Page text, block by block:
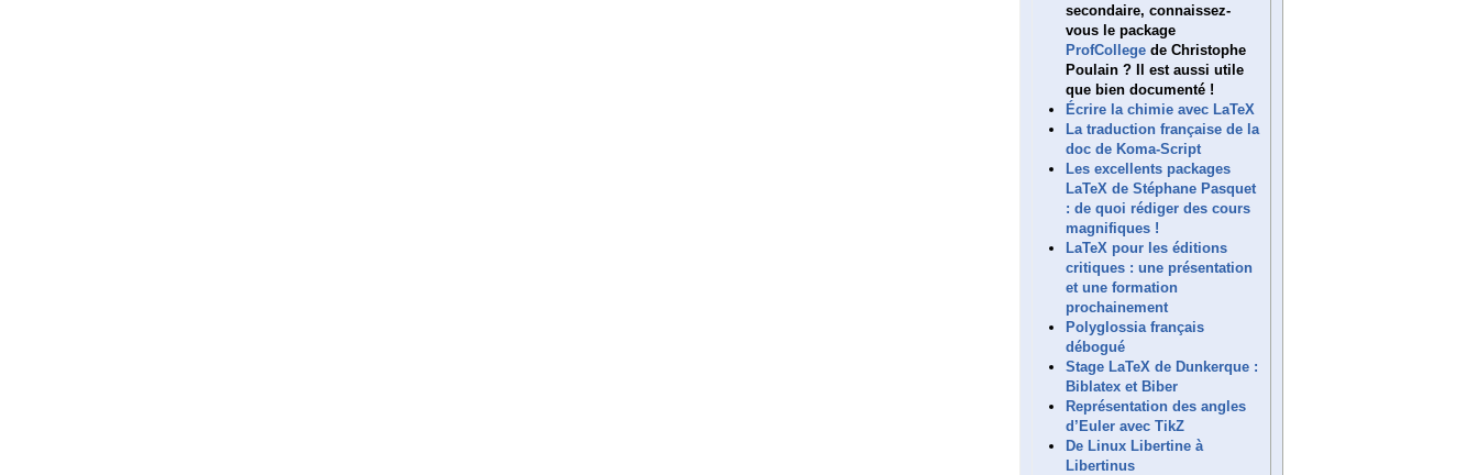
secondaire, connaissez-
vous le package
ProfCollege de Christophe
Poulain ? Il est aussi utile
que bien documenté !
Écrire la chimie avec LaTeX
La traduction française de la
doc de Koma-Script
Les excellents packages
LaTeX de Stéphane Pasquet
: de quoi rédiger des cours
magnifiques !
LaTeX pour les éditions
critiques : une présentation
et une formation
prochainement
Polyglossia français
débogué
Stage LaTeX de Dunkerque :
Biblatex et Biber
Représentation des angles
d’Euler avec TikZ
De Linux Libertine à
Libertinus